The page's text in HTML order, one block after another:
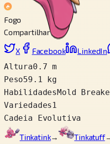
Fogo
Compartilhar
X Facebook LinkedIn
Altura0.7 m
Peso59.1 kg
HabilidadesMold
Variedades 1
Cadeia Evolutiva
Tinkatink→ Tinkatuff